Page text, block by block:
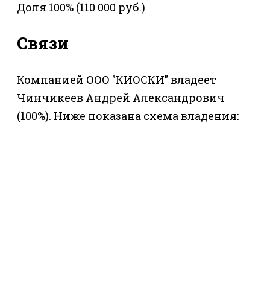
Доля 100% (110 000 руб.)
Связи
Компанией ООО "КИОСКИ" владеет
Чинчикеев Андрей Александрович
(100%). Ниже показана схема владения: